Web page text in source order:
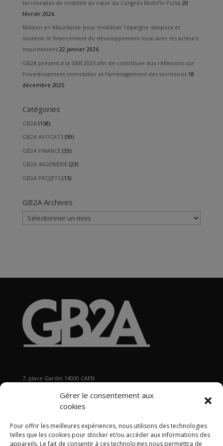
Gérer le consentement aux
cookies
Pour offrir les meilleures expériences, nous utilisons des technologies
telles que les cookies pour stocker et/ou accéder aux informations des
appareils. Le fait de consentir à ces technologies nous permettra de
territoriales de mobilité au cœur du Congrès Mobil’in Pulse 20
février 2026
Mission en Mauritanie pour mobiliser l’épargne diaspora et
soutenir le financement du développement local avec les acteurs
mauritaniens 22 janvier 2026
GB2A présent à la SIMI 2025 afin de contribuer aux réflexions sur
l’investissement immobilier et l’aménagement des territoires 18
décembre 2025
Catégories
GB2A(158)
GB2A AVOCATS(99)
GB2A FINANCE(33)
GB2A INGENIERIE(23)
GB2A PROJETS(15)
GB2A Archives
GB2A
Archives
7, place Gardin 14000 CAEN
ecretariat@gb2a.fr
Nos bureaux
Caen • Paris • Marseille Lyon• Nancy • Lille •Bordeaux •